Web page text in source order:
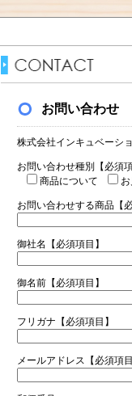
お問い合わせ
株式会社インキュベーシ
お問い合わせ種別【必須項
商品について
お問い合わせする商品【必
御社名【必須項目】
御名前【必須項目】
フリガナ【必須項目】
メールアドレス【必須項目